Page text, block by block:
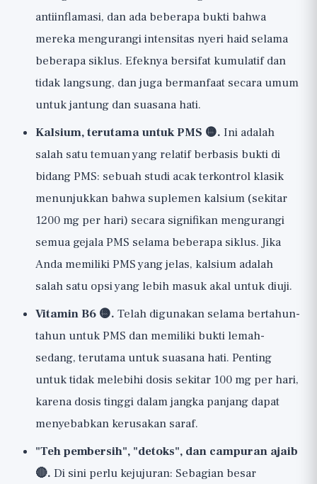
antiinflamasi, dan ada beberapa bukti bahwa
mereka mengurangi intensitas nyeri haid selama
beberapa siklus. Efeknya bersifat kumulatif dan
tidak langsung, dan juga bermanfaat secara umum
untuk jantung dan suasana hati.
Kalsium, terutama untuk PMS 🟡. Ini adalah
salah satu temuan yang relatif berbasis bukti di
bidang PMS: sebuah studi acak terkontrol klasik
menunjukkan bahwa suplemen kalsium (sekitar
1200 mg per hari) secara signifikan mengurangi
semua gejala PMS selama beberapa siklus. Jika
Anda memiliki PMS yang jelas, kalsium adalah
salah satu opsi yang lebih masuk akal untuk diuji.
Vitamin B6 🟡. Telah digunakan selama bertahun-
tahun untuk PMS dan memiliki bukti lemah-
sedang, terutama untuk suasana hati. Penting
untuk tidak melebihi dosis sekitar 100 mg per hari,
karena dosis tinggi dalam jangka panjang dapat
menyebabkan kerusakan saraf.
"Teh pembersih", "detoks", dan campuran ajaib
🔴. Di sini perlu kejujuran: Sebagian besar